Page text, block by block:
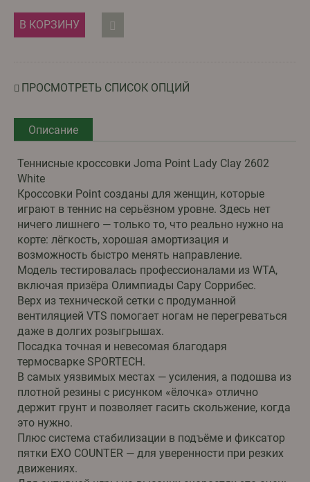
В КОРЗИНУ
ПРОСМОТРЕТЬ СПИСОК ОПЦИЙ
Описание
Теннисные кроссовки Joma Point Lady Clay 2602
White
Кроссовки Point созданы для женщин, которые
играют в теннис на серьёзном уровне. Здесь нет
ничего лишнего — только то, что реально нужно на
корте: лёгкость, хорошая амортизация и
возможность быстро менять направление.
Модель тестировалась профессионалами из WTA,
включая призёра Олимпиады Сару Соррибес.
Верх из технической сетки с продуманной
вентиляцией VTS помогает ногам не перегреваться
даже в долгих розыгрышах.
Посадка точная и невесомая благодаря
термосварке SPORTECH.
В самых уязвимых местах — усиления, а подошва из
плотной резины с рисунком «ёлочка» отлично
держит грунт и позволяет гасить скольжение, когда
это нужно.
Плюс система стабилизации в подъёме и фиксатор
пятки EXO COUNTER — для уверенности при резких
движениях.